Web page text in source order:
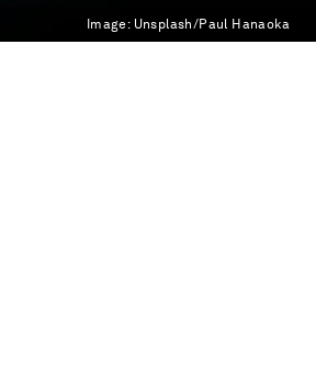
Image: Unsplash/Paul Hanaoka